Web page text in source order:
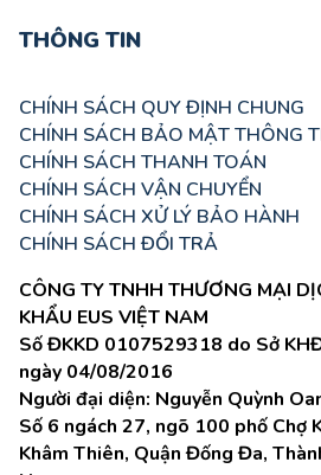
THÔNG TIN
CHÍNH SÁCH QUY ĐỊNH CHUNG
CHÍNH SÁCH BẢO MẬT THÔNG
CHÍNH SÁCH THANH TOÁN
CHÍNH SÁCH VẬN CHUYỂN
CHÍNH SÁCH XỬ LÝ BẢO HÀNH
CHÍNH SÁCH ĐỔI TRẢ
CÔNG TY TNHH THƯƠNG MẠI
KHẨU EUS VIỆT NAM
Số ĐKKD 0107529318 do Sở
ngày 04/08/2016
Người đại diện: Nguyễn Quỳnh
Số 6 ngách 27, ngõ 100 phố Chợ
Khâm Thiên, Quận Đống Đa,